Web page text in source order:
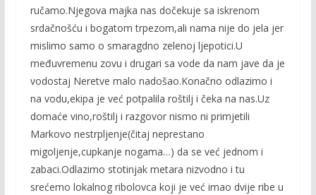
ručamo.Njegova majka nas dočekuje sa iskrenom
srdačnošću i bogatom trpezom,ali nama nije do jela jer
mislimo samo o smaragdno zelenoj ljepotici.U
međuvremenu zovu i drugari sa vode da nam jave da je
vodostaj Neretve malo nadošao.Konačno odlazimo i
na vodu,ekipa je već potpalila roštilj i čeka na nas.Uz
domaće vino,roštilj i razgovor nismo ni primjetili
Markovo nestrpljenje(čitaj neprestano
migoljenje,cupkanje nogama…) da se već jednom i
zabaci.Odlazimo stotinjak metara nizvodno i tu
srećemo lokalnog ribolovca koji je već imao dvije ribe u